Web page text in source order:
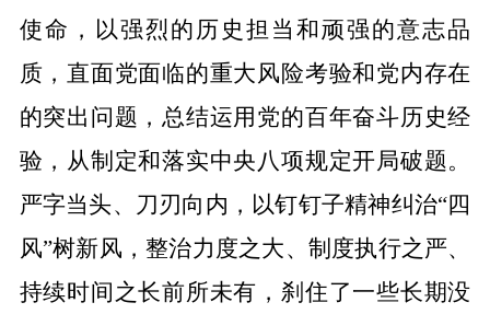
使命，以强烈的历史担当和顽强的意志品
质，直面党面临的重大风险考验和党内存在
的突出问题，总结运用党的百年奋斗历史经
验，从制定和落实中央八项规定开局破题。
严字当头、刀刃向内，以钉钉子精神纠治“四
风”树新风，整治力度之大、制度执行之严、
持续时间之长前所未有，刹住了一些长期没